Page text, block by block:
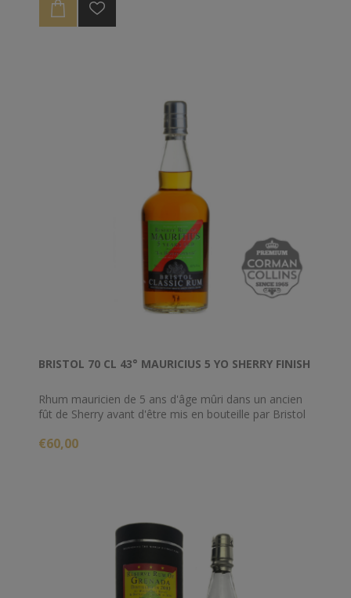
BRISTOL 70 CL 43° MAURICIUS 5 YO SHERRY FINISH
Rhum mauricien de 5 ans d'âge mûri dans un ancien
fût de Sherry avant d'être mis en bouteille par Bristol
€60,00